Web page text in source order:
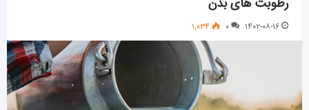
۱۴۰۲-۰۸-۱۶ ۰ ۱,۰۳۴